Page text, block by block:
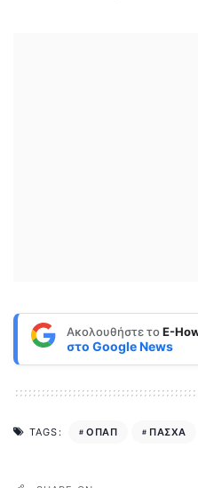
Ακολουθήστε τοE-
στο Google News
TAGS: ΟΠΑΠ ΠΑΣΧΑ